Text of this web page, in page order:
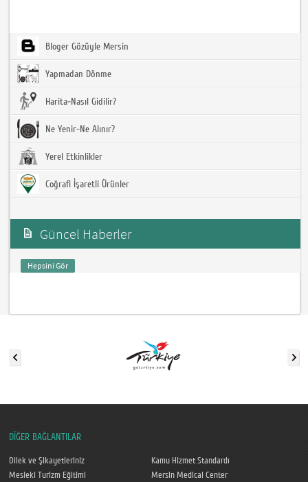
Bloger Gözüyle Mersin
Yapmadan Dönme
Harita-Nasıl Gidilir?
Ne Yenir-Ne Alınır?
Yerel Etkinlikler
Coğrafi İşaretli Ürünler
Güncel Haberler
Hepsini Gör
DİĞER BAĞLANTILAR
Dilek ve Şikayetleriniz
Kamu Hizmet Standardı
Mesleki Turizm Eğitimi
Mersin Medical Center